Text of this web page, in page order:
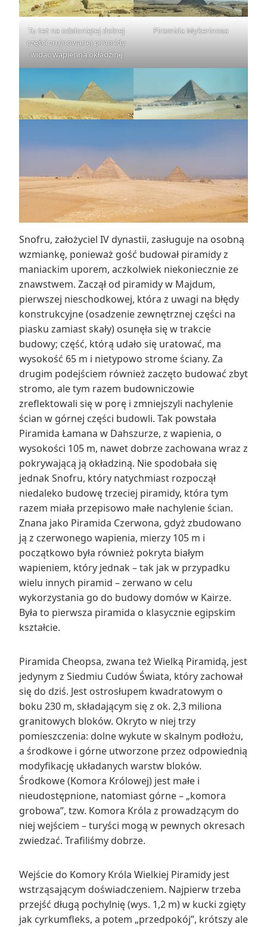
Tu też na odsłoniętej dolnej
części zrujnowanej piramidy
widać wapienną okładzinę
Piramida Mykerinosa
Snofru, założyciel IV dynastii, zasługuje na osobną
wzmiankę, ponieważ gość budował piramidy z
maniackim uporem, aczkolwiek niekoniecznie ze
znawstwem. Zaczął od piramidy w Majdum,
pierwszej nieschodkowej, która z uwagi na błędy
konstrukcyjne (osadzenie zewnętrznej części na
piasku zamiast skały) osunęła się w trakcie
budowy; część, którą udało się uratować, ma
wysokość 65 m i nietypowo strome ściany. Za
drugim podejściem również zaczęto budować zbyt
stromo, ale tym razem budowniczowie
zreflektowali się w porę i zmniejszyli nachylenie
ścian w górnej części budowli. Tak powstała
Piramida Łamana w Dahszurze, z wapienia, o
wysokości 105 m, nawet dobrze zachowana wraz z
pokrywającą ją okładziną. Nie spodobała się
jednak Snofru, który natychmiast rozpoczął
niedaleko budowę trzeciej piramidy, która tym
razem miała przepisowo małe nachylenie ścian.
Znana jako Piramida Czerwona, gdyż zbudowano
ją z czerwonego wapienia, mierzy 105 m i
początkowo była również pokryta białym
wapieniem, który jednak – tak jak w przypadku
wielu innych piramid – zerwano w celu
wykorzystania go do budowy domów w Kairze.
Była to pierwsza piramida o klasycznie egipskim
kształcie.
Piramida Cheopsa, zwana też Wielką Piramidą, jest
jedynym z Siedmiu Cudów Świata, który zachował
się do dziś. Jest ostrosłupem kwadratowym o
boku 230 m, składającym się z ok. 2,3 miliona
granitowych bloków. Okryto w niej trzy
pomieszczenia: dolne wykute w skalnym podłożu,
a środkowe i górne utworzone przez odpowiednią
modyfikację układanych warstw bloków.
Środkowe (Komora Królowej) jest małe i
nieudostępnione, natomiast górne – „komora
grobowa”, tzw. Komora Króla z prowadzącym do
niej wejściem – turyści mogą w pewnych okresach
zwiedzać. Trafiliśmy dobrze.
Wejście do Komory Króla Wielkiej Piramidy jest
wstrząsającym doświadczeniem. Najpierw trzeba
przejść długą pochylnię (wys. 1,2 m) w kucki zgięty
jak cyrkumfleks, a potem „przedpokój”, krótszy ale